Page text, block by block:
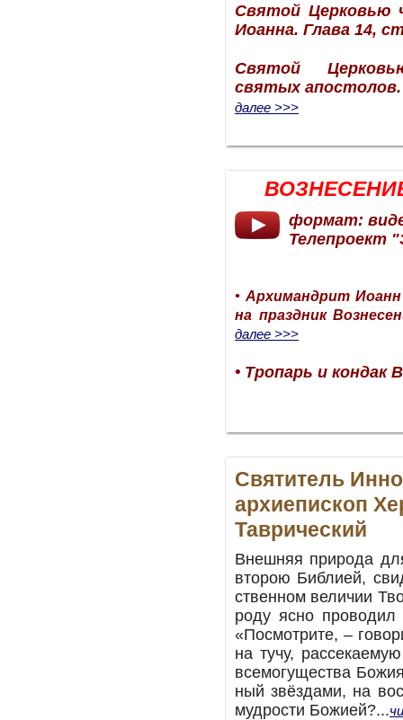
Святой Церковью
Иоанна. Глава 14,
Святой
святых апостолов.
далее >>>
формат:
Телепроект
• Архимандрит
на праздник
далее >>>
• Тропарь и кондак
Святитель
архиепископ
Таврический
Внеш­няя при­ро­да
вто­рою Биб­ли­ей,
ствен­ном ве­ли­чии
ро­ду яс­но
«По­смот­ри­те, –
на ту­чу,
все­мо­гу­ще­ства
ный звёз­да­ми, на
муд­ро­сти Бо­жи­ей?...